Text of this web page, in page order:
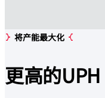
将产能最大化
更高的UPH